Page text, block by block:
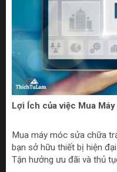
Lợi Ích của việc Mua
Mua máy móc sửa chữa
bạn sở hữu thiết bị hiện
Tận hưởng ưu đãi và thủ